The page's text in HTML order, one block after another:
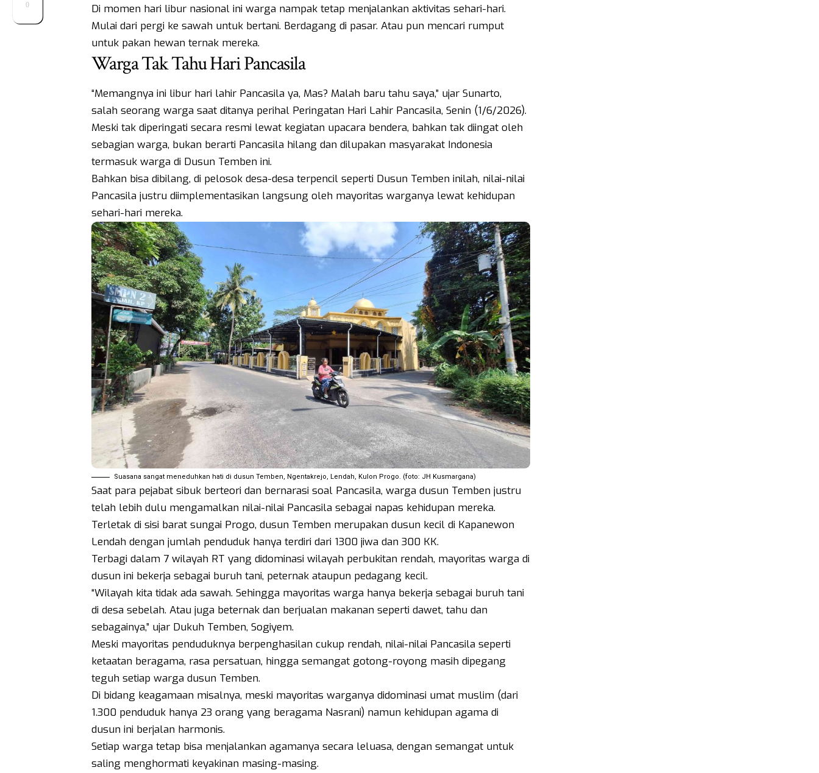
0
Di momen hari libur nasional ini warga nampak tetap menjalankan aktivitas sehari-hari.
Mulai dari pergi ke sawah untuk bertani. Berdagang di pasar. Atau pun mencari rumput
untuk pakan hewan ternak mereka.
Warga Tak Tahu Hari Pancasila
“Memangnya ini libur hari lahir Pancasila ya, Mas? Malah baru tahu saya,” ujar Sunarto,
salah seorang warga saat ditanya perihal Peringatan Hari Lahir Pancasila, Senin (1/6/2026).
Meski tak diperingati secara resmi lewat kegiatan upacara bendera, bahkan tak diingat oleh
sebagian warga, bukan berarti Pancasila hilang dan dilupakan masyarakat Indonesia
termasuk warga di Dusun Temben ini.
Bahkan bisa dibilang, di pelosok desa-desa terpencil seperti Dusun Temben inilah, nilai-nilai
Pancasila justru diimplementasikan langsung oleh mayoritas warganya lewat kehidupan
sehari-hari mereka.
Suasana sangat meneduhkan hati di dusun Temben, Ngentakrejo, Lendah, Kulon Progo. (foto: JH Kusmargana)
Saat para pejabat sibuk berteori dan bernarasi soal Pancasila, warga dusun Temben justru
telah lebih dulu mengamalkan nilai-nilai Pancasila sebagai napas kehidupan mereka.
Terletak di sisi barat sungai Progo, dusun Temben merupakan dusun kecil di Kapanewon
Lendah dengan jumlah penduduk hanya terdiri dari 1300 jiwa dan 300 KK.
Terbagi dalam 7 wilayah RT yang didominasi wilayah perbukitan rendah, mayoritas warga di
dusun ini bekerja sebagai buruh tani, peternak ataupun pedagang kecil.
“Wilayah kita tidak ada sawah. Sehingga mayoritas warga hanya bekerja sebagai buruh tani
di desa sebelah. Atau juga beternak dan berjualan makanan seperti dawet, tahu dan
sebagainya,” ujar Dukuh Temben, Sogiyem.
Meski mayoritas penduduknya berpenghasilan cukup rendah, nilai-nilai Pancasila seperti
ketaatan beragama, rasa persatuan, hingga semangat gotong-royong masih dipegang
teguh setiap warga dusun Temben.
Di bidang keagamaan misalnya, meski mayoritas warganya didominasi umat muslim (dari
1.300 penduduk hanya 23 orang yang beragama Nasrani) namun kehidupan agama di
dusun ini berjalan harmonis.
Setiap warga tetap bisa menjalankan agamanya secara leluasa, dengan semangat untuk
saling menghormati keyakinan masing-masing.